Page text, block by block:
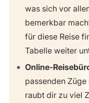
was sich vor
bemerkbar
für diese Reise
Tabelle weiter
Online-
passenden
raubt dir zu viel